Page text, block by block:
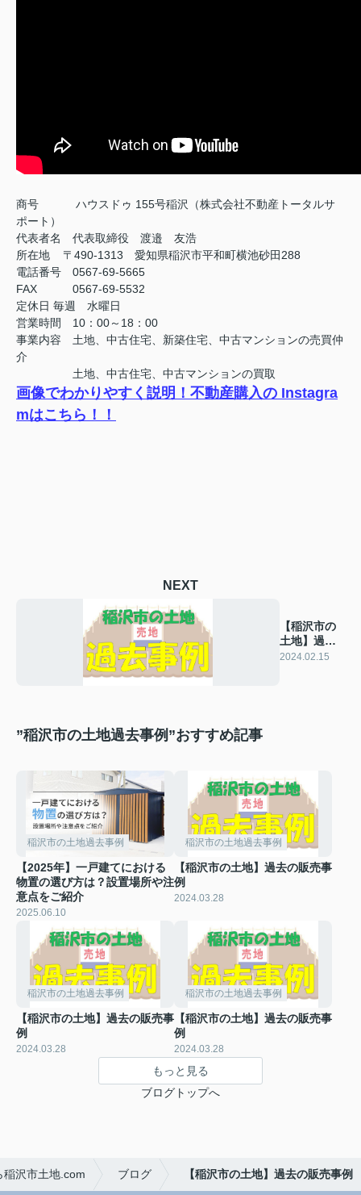
商号
ハウスドゥ 155号稲沢（株式会社不動産トータルサ
ポート）
代表者名 代表取締役 渡邉 友浩
所在地 〒490-1313 愛知県稲沢市平和町横池砂田288
電話番号 0567-69-5665
FAX
0567-69-5532
定休日 毎週 水曜日
営業時間 10：00～18：00
事業内容 土地、中古住宅、新築住宅、中古マンションの売買仲
介
土地、中古住宅、中古マンションの買取
画像でわかりやすく説明！不動産購入の Instagra
mはこちら！！
NEXT
【稲沢市の
土地】過去
の販売事例
2024.02.15
”稲沢市の土地過去事例”おすすめ記事
稲沢市の土地過去事例
【2025年】一戸建てにおける
物置の選び方は？設置場所や注
意点をご紹介
2025.06.10
稲沢市の土地過去事例
【稲沢市の土地】過去の販売事
例
2024.03.28
稲沢市の土地過去事例
【稲沢市の土地】過去の販売事
例
2024.03.28
稲沢市の土地過去事例
【稲沢市の土地】過去の販売事
例
2024.03.28
もっと見る
ブログトップへ
沢市土地.com ブログ 【稲沢市の土地】過去の販売事例